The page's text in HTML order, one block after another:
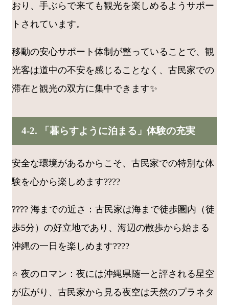
おり、手ぶらで来ても観光を楽しめるようサポー
トされています。
移動の安心サポート体制が整っていることで、観
光客は道中の不安を感じることなく、古民家での
滞在と観光の双方に集中できます✨
4-2. 「暮らすように泊まる」体験の充実
安全な環境があるからこそ、古民家での特別な体
験を心から楽しめます????
???? 海までの近さ：古民家は海まで徒歩圏内（徒
歩5分）の好立地であり、海辺の散歩から始まる
沖縄の一日を楽しめます????
⭐ 夜のロマン：夜には沖縄県随一と評される星空
が広がり、古民家から見る夜空は天然のプラネタ